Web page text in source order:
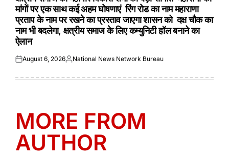
मांगों पर एक साथ कई अहम घोषणाएं रिंग रोड का नाम महाराणा
प्रताप के नाम पर रखने का प्रस्ताव जाएगा शासन को दक्ष चौक का
नाम भी बदलेगा, क्षत्रीय समाज के लिए कम्युनिटी हॉल बनाने का
ऐलान
Posted
August 6, 2026Posted
National News Network Bureau
MORE FROM
AUTHOR